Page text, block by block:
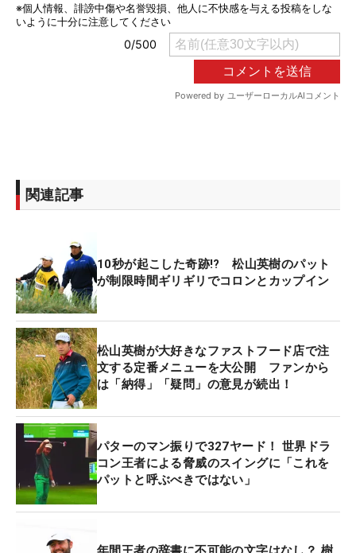
関連記事
10秒が起こした奇跡!? 松山英樹のパット
が制限時間ギリギリでコロンとカップイン
松山英樹が大好きなファストフード店で注
文する定番メニューを大公開 ファンから
は「納得」「疑問」の意見が続出！
パターのマン振りで327ヤード！ 世界ドラ
コン王者による脅威のスイングに「これを
パットと呼ぶべきではない」